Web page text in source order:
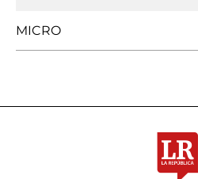
MICRO